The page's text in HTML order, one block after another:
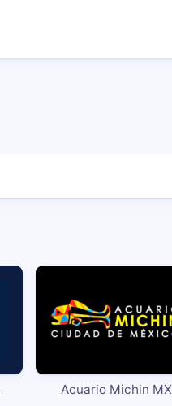
Acuario Michin MX